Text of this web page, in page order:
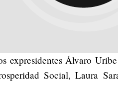
expresidentes Álvaro
Social, Laura